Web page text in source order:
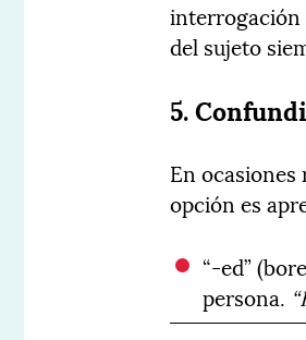
interrogación
del sujeto
5.
En
opción es
“-ed”
persona.